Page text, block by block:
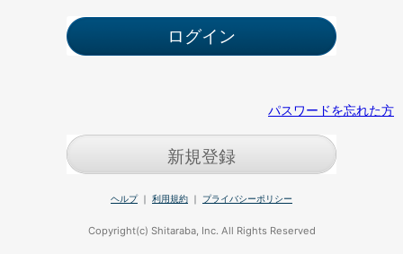
パスワードを忘れた方
新規登録
ヘルプ｜ 利用規約 ｜ プライバシーポリシー
Copyright(c) Shitaraba, Inc. All Rights Reserved